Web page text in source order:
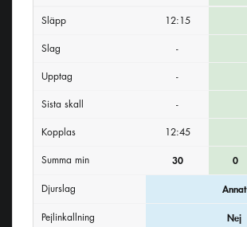
Släpp 12:15
Slag -
Upptag -
Sista skall -
Kopplas 12:45
Summa min 30 0
Djurslag Annat
Pejlinkallning Nej